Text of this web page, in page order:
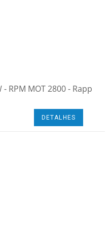
- RPM MOT 2800 - Rapp
DETALHES